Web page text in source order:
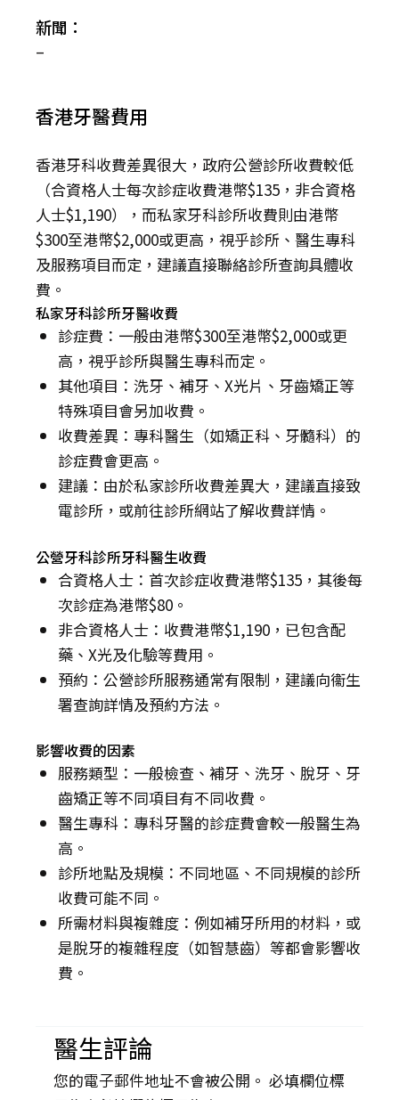
新聞：
–
香港牙醫費用
香港牙科收費差異很大，政府公營診所收費較低
（合資格人士每次診症收費港幣$135，非合資格
人士$1,190），而私家牙科診所收費則由港幣
$300至港幣$2,000或更高，視乎診所、醫生專科
及服務項目而定，建議直接聯絡診所查詢具體收
費。
私家牙科診所牙醫收費
診症費：一般由港幣$300至港幣$2,000或更
高，視乎診所與醫生專科而定。
其他項目：洗牙、補牙、X光片、牙齒矯正等
特殊項目會另加收費。
收費差異：專科醫生（如矯正科、牙髓科）的
診症費會更高。
建議：由於私家診所收費差異大，建議直接致
電診所，或前往診所網站了解收費詳情。
公營牙科診所牙科醫生收費
合資格人士：首次診症收費港幣$135，其後每
次診症為港幣$80。
非合資格人士：收費港幣$1,190，已包含配
藥、X光及化驗等費用。
預約：公營診所服務通常有限制，建議向衞生
署查詢詳情及預約方法。
影響收費的因素
服務類型：一般檢查、補牙、洗牙、脫牙、牙
齒矯正等不同項目有不同收費。
醫生專科：專科牙醫的診症費會較一般醫生為
高。
診所地點及規模：不同地區、不同規模的診所
收費可能不同。
所需材料與複雜度：例如補牙所用的材料，或
是脫牙的複雜程度（如智慧齒）等都會影響收
費。
醫生評論
您的電子郵件地址不會被公開。 必填欄位標